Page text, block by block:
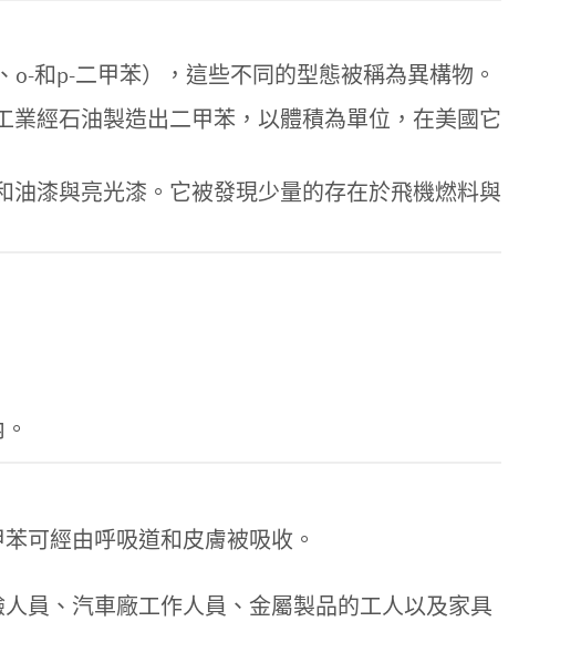
和p-二甲苯），這些不同的型態被稱為異構物。
經石油製造出二甲苯，以體積為單位，在美國它
漆與亮光漆。它被發現少量的存在於飛機燃料與
可經由呼吸道和皮膚被吸收。
員、汽車廠工作人員、金屬製品的工人以及家具